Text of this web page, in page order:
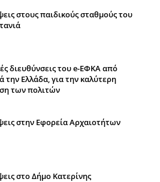
στους παιδικούς σταθμούς του
διευθύνσεις του e-ΕΦΚΑ από
την Ελλάδα, για την καλύτερη
των πολιτών
στην Εφορεία Αρχαιοτήτων
στο Δήμο Κατερίνης